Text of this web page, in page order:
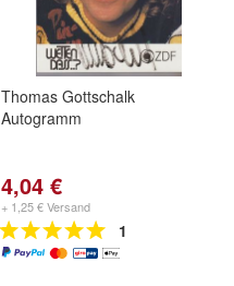
Thomas Gottschalk
Autogramm
4,04 €
+ 1,25 € Versand
1